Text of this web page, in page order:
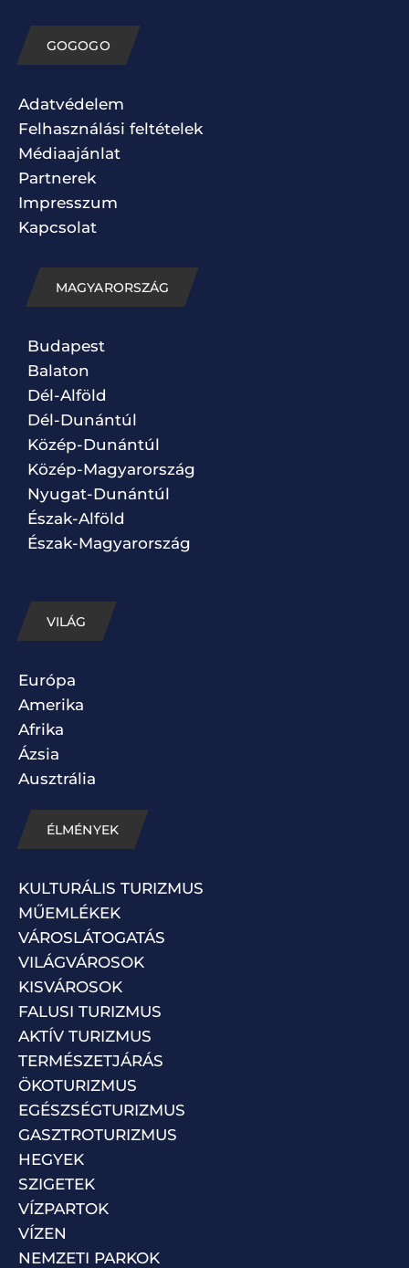
GOGOGO
Adatvédelem
Felhasználási feltételek
Médiaajánlat
Partnerek
Impresszum
Kapcsolat
MAGYARORSZÁG
Budapest
Balaton
Dél-Alföld
Dél-Dunántúl
Közép-Dunántúl
Közép-Magyarország
Nyugat-Dunántúl
Észak-Alföld
Észak-Magyarország
VILÁG
Európa
Amerika
Afrika
Ázsia
Ausztrália
ÉLMÉNYEK
KULTURÁLIS TURIZMUS
MŰEMLÉKEK
VÁROSLÁTOGATÁS
VILÁGVÁROSOK
KISVÁROSOK
FALUSI TURIZMUS
AKTÍV TURIZMUS
TERMÉSZETJÁRÁS
ÖKOTURIZMUS
EGÉSZSÉGTURIZMUS
GASZTROTURIZMUS
HEGYEK
SZIGETEK
VÍZPARTOK
VÍZEN
NEMZETI PARKOK